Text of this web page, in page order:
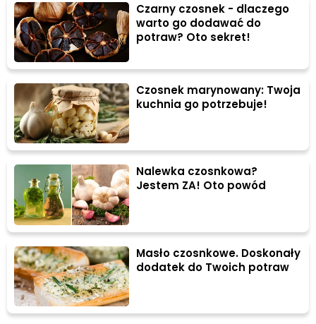
Czarny czosnek - dlaczego
warto go dodawać do
potraw? Oto sekret!
Czosnek marynowany: Twoja
kuchnia go potrzebuje!
Nalewka czosnkowa?
Jestem ZA! Oto powód
Masło czosnkowe. Doskonały
dodatek do Twoich potraw